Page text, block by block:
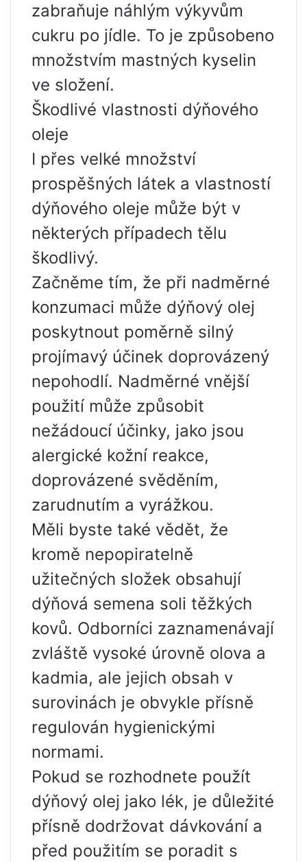
zabraňuje náhlým výkyvům
cukru po jídle. To je způsobeno
množstvím mastných kyselin
ve složení.
Škodlivé vlastnosti dýňového
oleje
I přes velké množství
prospěšných látek a vlastností
dýňového oleje může být v
některých případech tělu
škodlivý.
Začněme tím, že při nadměrné
konzumaci může dýňový olej
poskytnout poměrně silný
projímavý účinek doprovázený
nepohodlí. Nadměrné vnější
použití může způsobit
nežádoucí účinky, jako jsou
alergické kožní reakce,
doprovázené svěděním,
zarudnutím a vyrážkou.
Měli byste také vědět, že
kromě nepopiratelně
užitečných složek obsahují
dýňová semena soli těžkých
kovů. Odborníci zaznamenávají
zvláště vysoké úrovně olova a
kadmia, ale jejich obsah v
surovinách je obvykle přísně
regulován hygienickými
normami.
Pokud se rozhodnete použít
dýňový olej jako lék, je důležité
přísně dodržovat dávkování a
před použitím se poradit s